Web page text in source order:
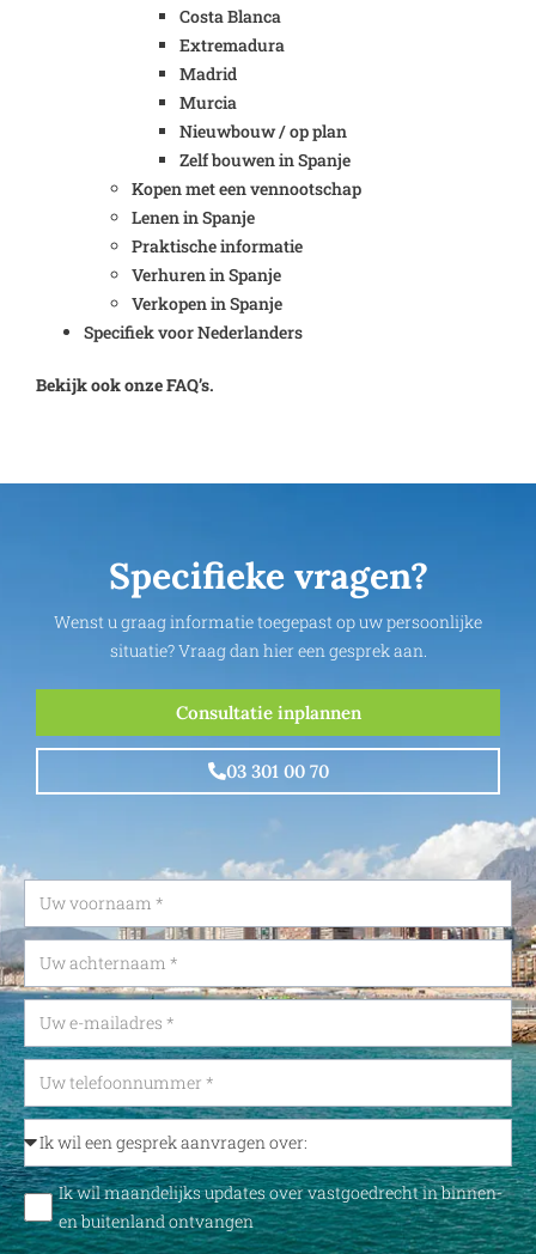
Costa Blanca
Extremadura
Madrid
Murcia
Nieuwbouw / op plan
Zelf bouwen in Spanje
Kopen met een vennootschap
Lenen in Spanje
Praktische informatie
Verhuren in Spanje
Verkopen in Spanje
Specifiek voor Nederlanders
Bekijk ook onze FAQ’s.
Specifieke vragen?
Wenst u graag informatie toegepast op uw persoonlijke
situatie? Vraag dan hier een gesprek aan.
Consultatie inplannen
03 301 00 70
Ik wil maandelijks updates over vastgoedrecht in binnen-
en buitenland ontvangen